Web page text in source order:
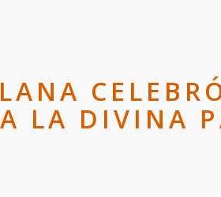
LA DIVINA